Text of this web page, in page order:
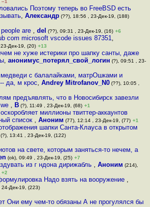
–1
Поэтому теперь во FreeBSD есть
, Александр(??), 18:56 , 23-Дек-19, (188)
are ,del (??), 09:31 , 23-Дек-19, (16) +6
com microsoft vscode issues 87351,
Дек-19, (20) +13
не хуже истерики про шапку санты, даже
, анонимус_потерял_свой_логин (?), 09:51 , 23-
медведи с балалайками, матрОшками и
да, м крос, Andrey Mitrofanov_N0(??), 10:05 ,
предъявлять, что в Новосибирск завезли
, В(?), 11:49 , 23-Дек-19, (68) +1
миллионы твиттер-аккаунтов
список , Аноним (77), 12:14 , 23-Дек-19, (77) +1
шапки Санта-Клауса в открытом
13:41 , 23-Дек-19, (122)
на свете, которым заняться-то нечем, а
(ok), 09:49 , 23-Дек-19, (25) +7
из г ндона дирижабль , Аноним (214),
+2
Надо взять на вооружение ,
Дек-19, (223)
Они ему чем-то обязаны А не прогулялся бы